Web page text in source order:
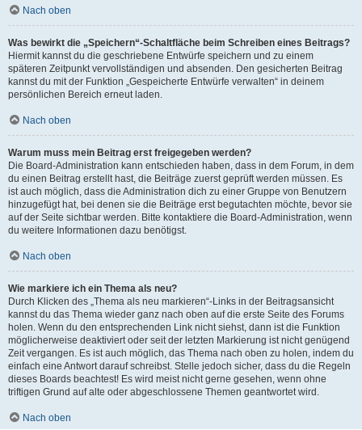
Nach oben
Was bewirkt die „Speichern“-Schaltfläche beim Schreiben eines Beitrags?
Hiermit kannst du die geschriebene Entwürfe speichern und zu einem
späteren Zeitpunkt vervollständigen und absenden. Den gesicherten Beitrag
kannst du mit der Funktion „Gespeicherte Entwürfe verwalten“ in deinem
persönlichen Bereich erneut laden.
Nach oben
Warum muss mein Beitrag erst freigegeben werden?
Die Board-Administration kann entschieden haben, dass in dem Forum, in dem
du einen Beitrag erstellt hast, die Beiträge zuerst geprüft werden müssen. Es
ist auch möglich, dass die Administration dich zu einer Gruppe von Benutzern
hinzugefügt hat, bei denen sie die Beiträge erst begutachten möchte, bevor sie
auf der Seite sichtbar werden. Bitte kontaktiere die Board-Administration, wenn
du weitere Informationen dazu benötigst.
Nach oben
Wie markiere ich ein Thema als neu?
Durch Klicken des „Thema als neu markieren“-Links in der Beitragsansicht
kannst du das Thema wieder ganz nach oben auf die erste Seite des Forums
holen. Wenn du den entsprechenden Link nicht siehst, dann ist die Funktion
möglicherweise deaktiviert oder seit der letzten Markierung ist nicht genügend
Zeit vergangen. Es ist auch möglich, das Thema nach oben zu holen, indem du
einfach eine Antwort darauf schreibst. Stelle jedoch sicher, dass du die Regeln
dieses Boards beachtest! Es wird meist nicht gerne gesehen, wenn ohne
triftigen Grund auf alte oder abgeschlossene Themen geantwortet wird.
Nach oben